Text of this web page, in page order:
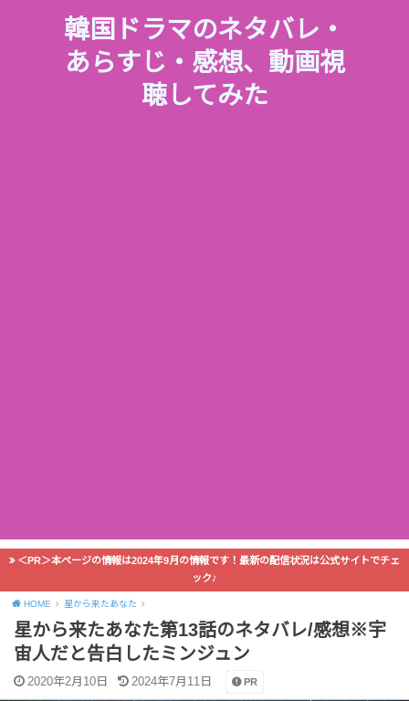
韓国ドラマのネタバレ・
あらすじ・感想、動画視
聴してみた
＜PR＞本ページの情報は2024年9月の情報です！最新の配信状況は公式サイトでチェ
ック♪
HOME 星から来たあなた
星から来たあなた第13話のネタバレ/感想※宇
宙人だと告白したミンジュン
2020年2月10日 2024年7月11日 PR